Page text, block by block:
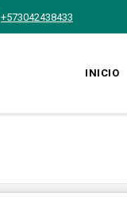
+573042438433
INICIO